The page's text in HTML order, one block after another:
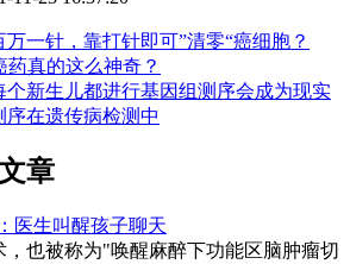
万一针，靠打针即可”清零“癌细胞？
真的这么神奇？
个新生儿都进行基因组测序会成为现实
序在遗传病检测中
章
医生叫醒孩子聊天
，也被称为"唤醒麻醉下功能区脑肿瘤切